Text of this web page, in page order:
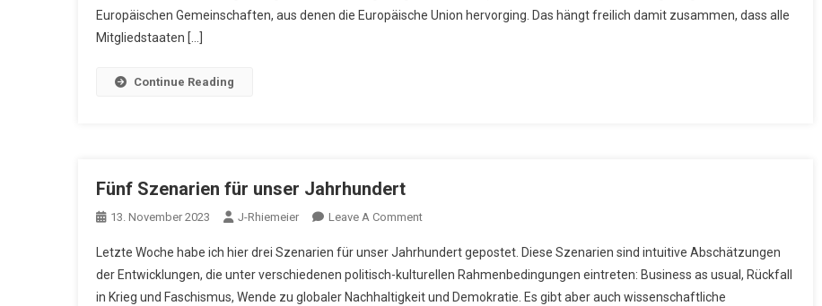
Als
Europäischen Gemeinschaften, aus denen die Europäische Union hervorging. Das hängt freilich damit zusammen, dass alle
Mitgliedstaaten […]
Continue Reading
Fünf Szenarien für unser Jahrhundert
13. November 2023 J-Rhiemeier Leave A CommentOn
Szenarien
Für
Unser
Letzte Woche habe ich hier drei Szenarien für unser Jahrhundert gepostet. Diese Szenarien sind intuitive Abschätzungen
der Entwicklungen, die unter verschiedenen politisch-kulturellen Rahmenbedingungen eintreten: Business as usual, Rückfall
in Krieg und Faschismus, Wende zu globaler Nachhaltigkeit und Demokratie. Es gibt aber auch wissenschaftliche